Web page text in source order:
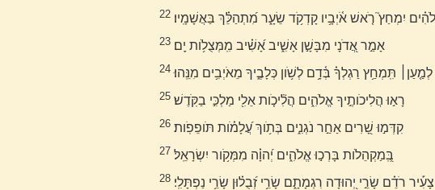
22 יִמְחַץ֮ רֹ֤אשׁ אֹ֫יְבָ֥יו קָדְקֹ֥ד שֵׂעָ֑ר מִ֝תְהַלֵּ֗ךְ בַּאֲשָׁמָֽיו׃
23 אָמַ֣ר אֲ֭דֹנָי מִבָּשָׁ֣ן אָשִׁ֑יב אָ֝שִׁ֗יב מִֽמְּצֻלֹ֥ות יָֽם׃
24 לְמַ֤עַן׀ תִּֽמְחַ֥ץ רַגְלְךָ֗ בְּ֫דָ֥ם לְשֹׁ֥ון כְּלָבֶ֑יךָ מֵאֹיְבִ֥ים מִנֵּֽהוּ׃
25 רָא֣וּ הֲלִיכֹותֶ֣יךָ אֱלֹהִ֑ים הֲלִ֘יכֹ֤ות אֵלִ֖י מַלְכִּ֣י בַקֹּֽדֶשׁ׃
26 קִדְּמ֣וּ שָׁ֭רִים אַחַ֣ר נֹגְנִ֑ים בְּתֹ֥וךְ עֲ֝לָמֹ֗ות תֹּופֵפֹֽות׃
27 בְּֽ֭מַקְהֵלֹות בָּרְכ֣וּ אֱלֹהִ֑ים יְ֝הוָ֗ה מִמְּקֹ֥ור יִשְׂרָאֵֽל׃
28 רֹדֵ֗ם שָׂרֵ֣י יְ֭הוּדָה רִגְמָתָ֑ם שָׂרֵ֥י זְ֝בֻל֗וּן שָׂרֵ֥י נַפְתָּלִֽי׃